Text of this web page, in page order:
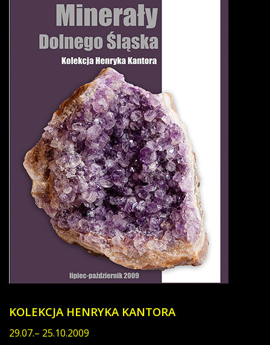
KOLEKCJA HENRYKA KANTORA
29.07.– 25.10.2009